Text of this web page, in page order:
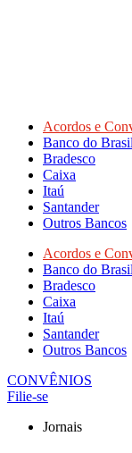
Acordos e
Banco do
Bradesco
Caixa
Itaú
Santander
Outros Bancos
Acordos e
Banco do
Bradesco
Caixa
Itaú
Santander
Outros Bancos
CONVÊNIOS
Filie-se
Jornais